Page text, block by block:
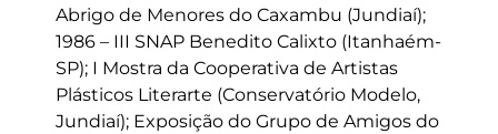
Abrigo de Menores do Caxambu (Jundiaí);
1986 – III SNAP Benedito Calixto (Itanhaém-
SP); I Mostra da Cooperativa de Artistas
Plásticos Literarte (Conservatório Modelo,
Jundiaí); Exposição do Grupo de Amigos do